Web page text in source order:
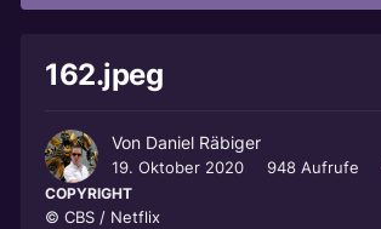
162.jpeg
Von Daniel Räbiger
19. Oktober 2020 948 Aufrufe
COPYRIGHT
© CBS / Netflix